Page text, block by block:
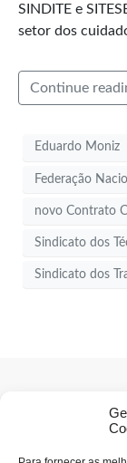
SINDITE e
setor dos
Continue
Eduardo Moniz
Federação
novo Contrato
Sindicato dos
Sindicato dos